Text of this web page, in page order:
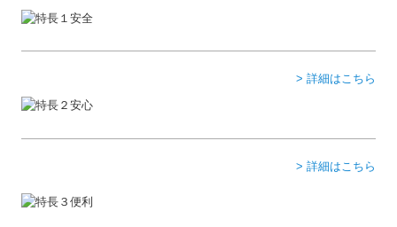
> 詳細はこちら
> 詳細はこちら